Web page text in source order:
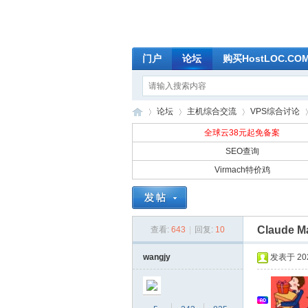
门户 论坛 购买
论坛 主机综合交流
›
VPS综合讨论
全球云38元起免备案
SEO查询
Virmach特价鸡
查看: 643 回复: 10 Claude
wangjy 发表于